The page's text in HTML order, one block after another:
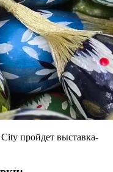
пройдет выставка-